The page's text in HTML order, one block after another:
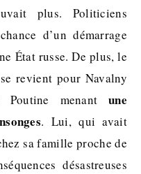
plus. Politiciens
d’un démarrage
État russe. De plus, le
revient pour Navalny
Poutine menantune
. Lui, qui avait
sa famille proche de
désastreuses